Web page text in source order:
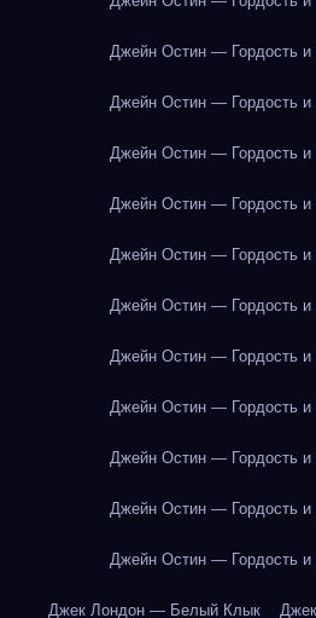
Джейн Остин — Гордость и
Джейн Остин — Гордость и
Джейн Остин — Гордость и
Джейн Остин — Гордость и
Джейн Остин — Гордость и
Джейн Остин — Гордость и
Джейн Остин — Гордость и
Джейн Остин — Гордость и
Джейн Остин — Гордость и
Джейн Остин — Гордость и
Джейн Остин — Гордость и
Джек Лондон — Белый Клык